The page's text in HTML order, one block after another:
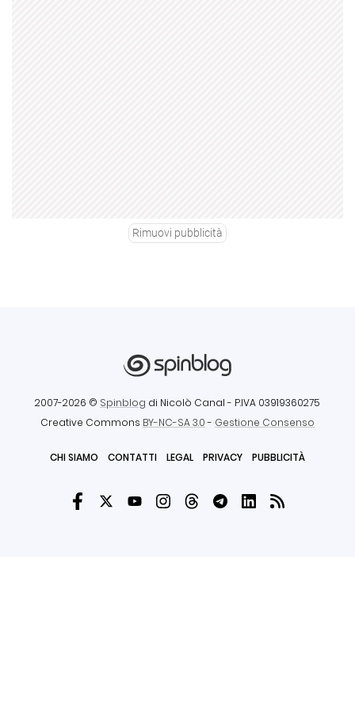
Rimuovi pubblicità
2007-2026 © Spinblog di Nicolò Canal - P.IVA 03919360275
Creative Commons BY-NC-SA 3.0- Gestione Consenso
CHI SIAMO CONTATTI LEGAL PRIVACY PUBBLICITÀ